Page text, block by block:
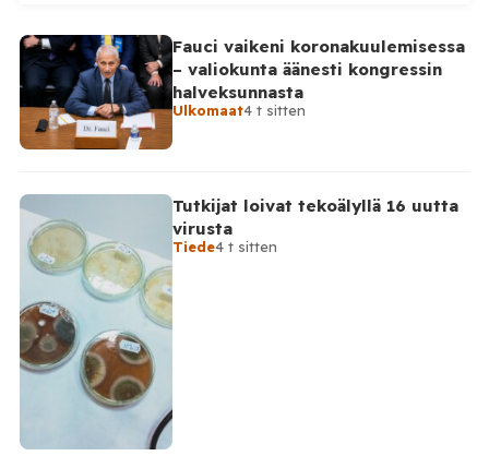
ilmapuolustus torjui yön aikana yhteensä 295
ukrainalaista lennokkia. Lennokkeja kerrotaan torjutun
useiden Venäjän alueiden sekä Mustanmeren ja
Asovanmeren yllä. Vakavimmat […]
Fauci vaikeni koronakuulemisessa
– valiokunta äänesti kongressin
halveksunnasta
Ulkomaat4 t sitten
Tutkijat loivat tekoälyllä 16 uutta
virusta
Tiede4 t sitten